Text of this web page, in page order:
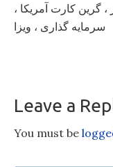
گرین کارت آمریکا ،
سرمایه گذاری ، ویزا
Leave a
You must be